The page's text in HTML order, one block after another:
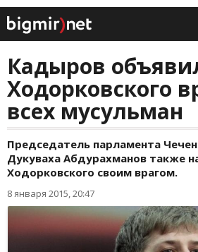
Кадыров
Ходорковского
всех мусульман
Председатель парламента
Дукуваха Абдурахманов также
Ходорковского своим врагом.
8 января 2015, 20:47